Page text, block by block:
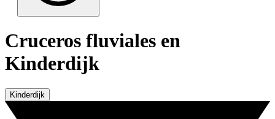
Cruceros fluviales en
Kinderdijk
Kinderdijk